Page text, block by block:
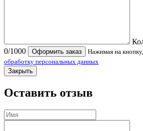
0/1000 Оформить заказ
Нажимая на
обработку персональных данных
Закрыть
Оставить отзыв